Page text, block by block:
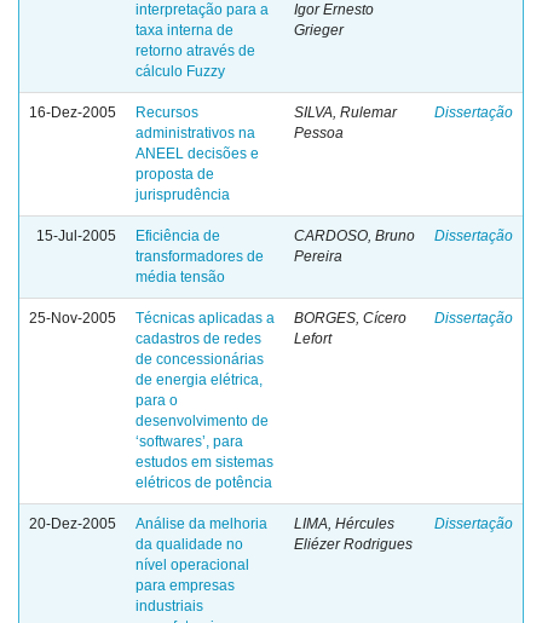
interpretação para a
taxa interna de
retorno através de
cálculo Fuzzy
Igor Ernesto
Grieger
16-Dez-2005
Recursos
administrativos na
ANEEL decisões e
proposta de
jurisprudência
SILVA, Rulemar
Pessoa
Dissertação
15-Jul-2005
Eficiência de
transformadores de
média tensão
CARDOSO, Bruno
Pereira
Dissertação
25-Nov-2005
Técnicas aplicadas a
cadastros de redes
de concessionárias
de energia elétrica,
para o
desenvolvimento de
‘softwares’, para
estudos em sistemas
elétricos de potência
BORGES, Cícero
Lefort
Dissertação
20-Dez-2005
Análise da melhoria
da qualidade no
nível operacional
para empresas
industriais
LIMA, Hércules
Eliézer Rodrigues
Dissertação